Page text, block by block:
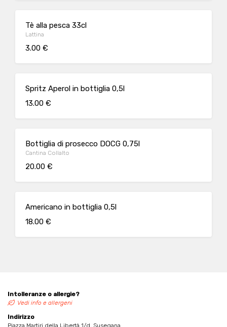
Tè alla pesca 33cl
Lattina
3.00 €
Spritz Aperol in bottiglia 0,5l
13.00 €
Bottiglia di prosecco DOCG 0,75l
Cantina Collalto
20.00 €
Americano in bottiglia 0,5l
18.00 €
Intolleranze o allergie?
Vedi info e allergeni
Indirizzo
Piazza Martiri della Libertà 1/d, Susegana